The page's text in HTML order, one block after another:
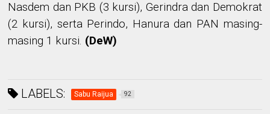
Nasdem dan PKB (3 kursi), Gerindra dan Demokrat
(2 kursi), serta Perindo, Hanura dan PAN masing-
masing 1 kursi. (DeW)
LABELS: Sabu Raijua 92